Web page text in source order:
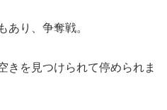
あり、争奪戦。
きを見つけられて停められま